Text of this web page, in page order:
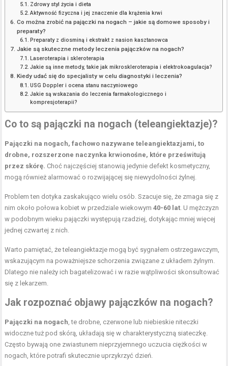
Zdrowy styl życia i dieta
Aktywność fizyczna i jej znaczenie dla krążenia krwi
Co można zrobić na pajączki na nogach – jakie są domowe sposoby i
preparaty?
Preparaty z diosminą i ekstrakt z nasion kasztanowca
Jakie są skuteczne metody leczenia pajączków na nogach?
Laseroterapia i skleroterapia
Jakie są inne metody, takie jak mikroskleroterapia i elektrokoagulacja?
Kiedy udać się do specjalisty w celu diagnostyki i leczenia?
USG Doppler i ocena stanu naczyniowego
Jakie są wskazania do leczenia farmakologicznego i
kompresjoterapii?
Co to są pajączki na nogach (teleangiektazje)?
Pajączki na nogach, fachowo nazywane teleangiektazjami, to
drobne, rozszerzone naczynka krwionośne, które prześwitują
przez skórę. Choć najczęściej stanowią jedynie defekt kosmetyczny,
mogą również alarmować o rozwijającej się niewydolności żylnej.
Problem ten dotyka zaskakująco wielu osób. Szacuje się, że zmaga się z
nim około połowa kobiet w przedziale wiekowym40-60 lat . U mężczyzn
w podobnym wieku pajączki występują rzadziej, dotykając mniej więcej
jednej czwartej z nich.
Warto pamiętać, że teleangiektazje mogą być sygnałem ostrzegawczym,
wskazującym na poważniejsze schorzenia związane z układem żylnym.
Dlatego nie należy ich bagatelizować i w razie wątpliwości skonsultować
się z lekarzem.
Jak rozpoznać objawy pajączków na nogach?
Pajączki na nogach , te drobne, czerwone lub niebieskie niteczki
widoczne tuż pod skórą, układają się w charakterystyczną siateczkę.
Często bywają one zwiastunem nieprzyjemnego uczucia ciężkości w
nogach, które potrafi skutecznie uprzykrzyć dzień.